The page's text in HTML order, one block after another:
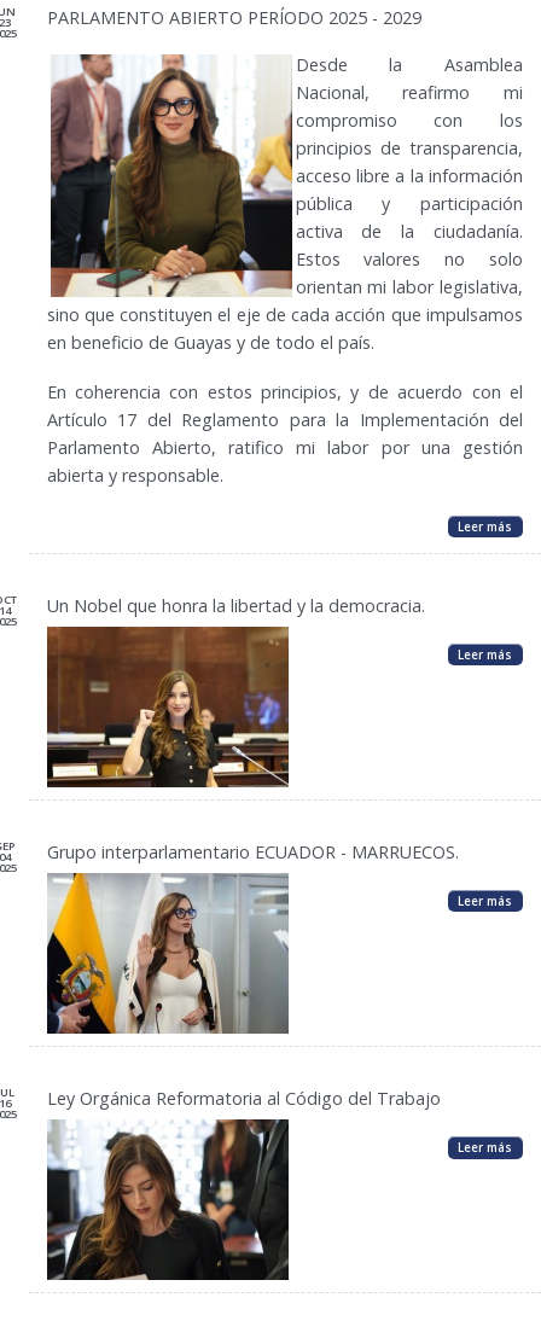
23 PARLAMENTO ABIERTO PERÍODO 2025 - 2029
Desde la Asamblea
Nacional, reafirmo mi
compromiso con los
principios de transparencia,
acceso libre a la información
pública y participación
activa de la ciudadanía.
Estos valores no solo
orientan mi labor legislativa,
sino que constituyen el eje de cada acción que impulsamos
en beneficio de Guayas y de todo el país.
En coherencia con estos principios, y de acuerdo con el
Artículo 17 del Reglamento para la Implementación del
Parlamento Abierto, ratifico mi labor por una gestión
abierta y responsable.
Leer más
14 Un Nobel que honra la libertad y la democracia.
Leer más
04 Grupo interparlamentario ECUADOR - MARRUECOS.
Leer más
16 Ley Orgánica Reformatoria al Código del Trabajo
Leer más